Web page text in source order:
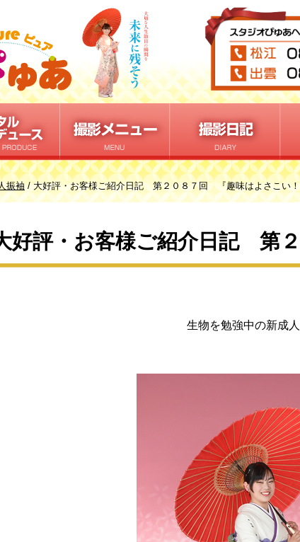
振袖/大好評・お客様ご紹介日記 第２０８７回 『趣味はよさこい
好評・お客様ご紹介日記 第
生物を勉強中の新成人